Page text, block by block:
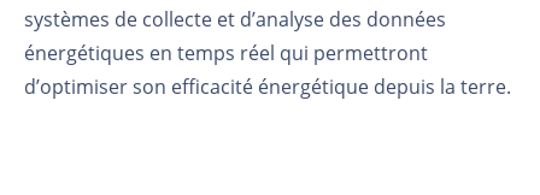
systèmes de collecte et d’analyse des données
énergétiques en temps réel qui permettront
d’optimiser son efficacité énergétique depuis la terre.